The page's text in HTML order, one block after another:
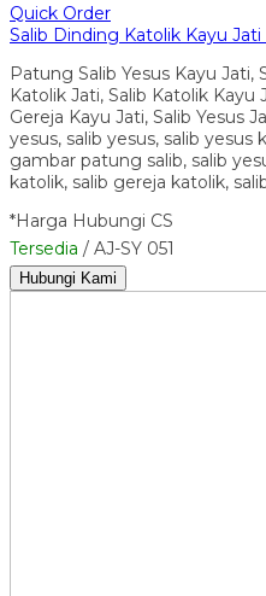
Quick Order
Salib Dinding Katolik Kayu Jati
Patung Salib Yesus Kayu Jati,
Katolik Jati, Salib Katolik Kayu
Gereja Kayu Jati, Salib Yesus
yesus, salib yesus, salib yesus
gambar patung salib, salib
katolik, salib gereja katolik,
*Harga Hubungi CS
Tersedia / AJ-SY 051
Hubungi Kami